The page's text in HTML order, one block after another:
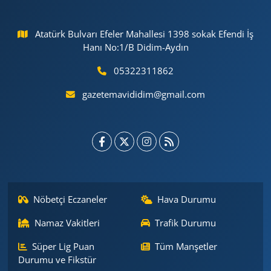
Atatürk Bulvarı Efeler Mahallesi 1398 sokak Efendi İş
Hanı No:1/B Didim-Aydın
05322311862
gazetemavididim@gmail.com
Nöbetçi Eczaneler
Hava Durumu
Namaz Vakitleri
Trafik Durumu
Süper Lig Puan
Durumu ve Fikstür
Tüm Manşetler